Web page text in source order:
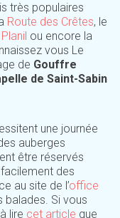
très populaires
Route des Crêtes, le
ou encore la
vous Le
de Gouffre
de Saint-Sabin
une journée
auberges
être réservés
des
au site de l’office
balades. Si vous
lire cet article que